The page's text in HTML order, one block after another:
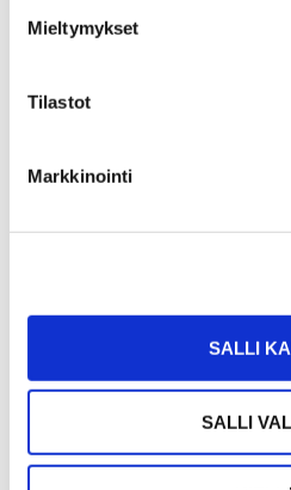
Mieltymykset
Tilastot
Markkinointi
SALLI
SALLI
+358 40 541 2138
petri.siira@spkoti.fi
Sp-Koti Kangasala